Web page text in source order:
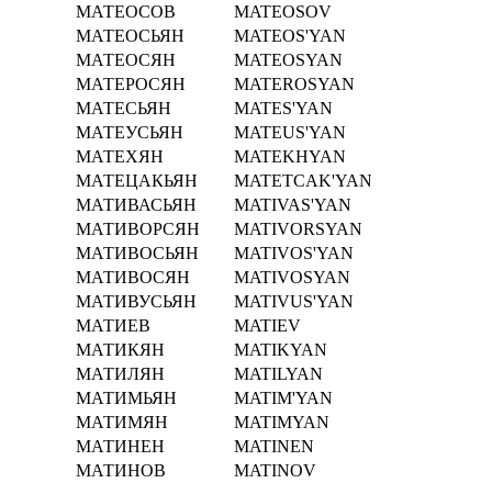
МАТЕОСОВ
MATEOSOV
МАТЕОСЬЯН
MATEOS'YAN
МАТЕОСЯН
MATEOSYAN
МАТЕРОСЯН
MATEROSYAN
МАТЕСЬЯН
MATES'YAN
МАТЕУСЬЯН
MATEUS'YAN
МАТЕХЯН
MATEKHYAN
МАТЕЦАКЬЯН
MATETCAK'YAN
МАТИВАСЬЯН
MATIVAS'YAN
МАТИВОРСЯН
MATIVORSYAN
МАТИВОСЬЯН
MATIVOS'YAN
МАТИВОСЯН
MATIVOSYAN
МАТИВУСЬЯН
MATIVUS'YAN
МАТИЕВ
MATIEV
МАТИКЯН
MATIKYAN
МАТИЛЯН
MATILYAN
МАТИМЬЯН
MATIM'YAN
МАТИМЯН
MATIMYAN
МАТИНЕН
MATINEN
МАТИНОВ
MATINOV